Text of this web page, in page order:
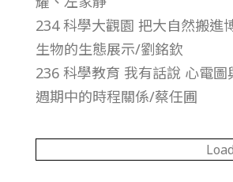
第
5
0
7
234 科學大觀園 把大自然搬
生物的生態展示/劉銘欽
236 科學教育 我有話說 心電圖
週期中的時程關係/蔡任圃